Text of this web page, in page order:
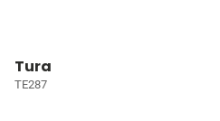
Tura
TE287